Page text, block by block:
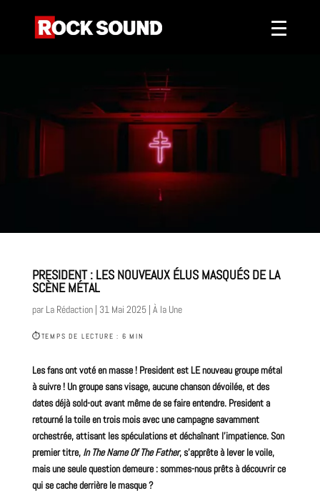
PRESIDENT : LES NOUVEAUX ÉLUS MASQUÉS DE LA
SCÈNE MÉTAL
par La Rédaction| 31 Mai 2025| À la Une
⏱TEMPS DE LECTURE : 6 MIN
Les fans ont voté en masse ! Presidentest LEnouveaugroupemétal
à suivre !Un groupe sans visage, aucune chanson dévoilée, et des
dates déjà sold-out avant même de se faire entendre. President a
retourné la toile en trois mois avec une campagne savamment
orchestrée, attisant les spéculations et déchaînant l’impatience. Son
premier titre, In The Name Of The Father, s’apprête à lever le voile,
mais une seule question demeure : sommes-nous prêts à découvrir ce
qui se cache derrière le masque ?